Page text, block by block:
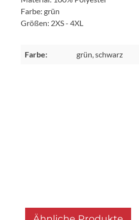
Farbe: grün
Größen: 2XS - 4XL
Farbe: grün, schwarz